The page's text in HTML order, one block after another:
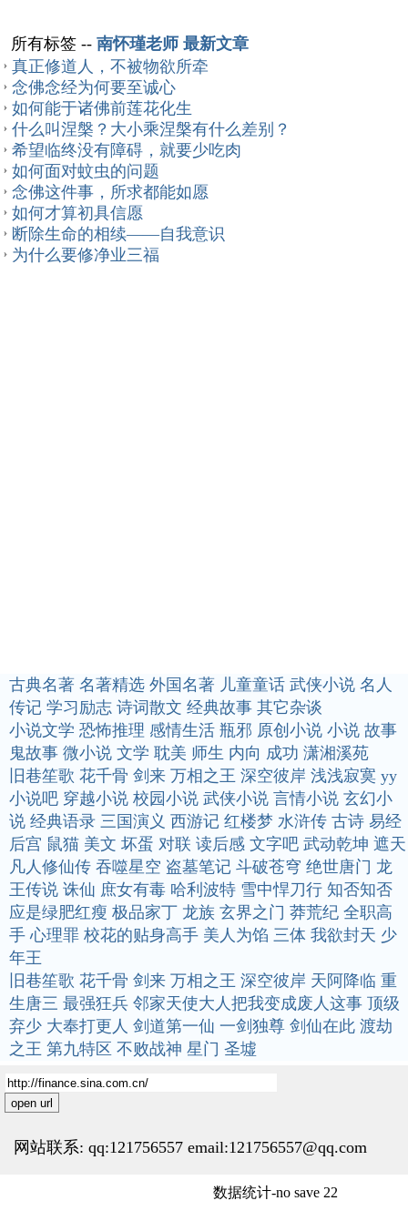
所有标签 -- 南怀瑾老师 最新文章
真正修道人，不被物欲所牵
念佛念经为何要至诚心
如何能于诸佛前莲花化生
什么叫涅槃？大小乘涅槃有什么差别？
希望临终没有障碍，就要少吃肉
如何面对蚊虫的问题
念佛这件事，所求都能如愿
如何才算初具信愿
断除生命的相续——自我意识
为什么要修净业三福
古典名著 名著精选 外国名著 儿童童话 武侠小说 名人
传记 学习励志 诗词散文 经典故事 其它杂谈
小说文学 恐怖推理 感情生活 瓶邪 原创小说 小说 故事
鬼故事 微小说 文学 耽美 师生 内向 成功 潇湘溪苑
旧巷笙歌 花千骨 剑来 万相之王 深空彼岸 浅浅寂寞 yy
小说吧 穿越小说 校园小说 武侠小说 言情小说 玄幻小
说 经典语录 三国演义 西游记 红楼梦 水浒传 古诗 易经
后宫 鼠猫 美文 坏蛋 对联 读后感 文字吧 武动乾坤 遮天
凡人修仙传 吞噬星空 盗墓笔记 斗破苍穹 绝世唐门 龙
王传说 诛仙 庶女有毒 哈利波特 雪中悍刀行 知否知否
应是绿肥红瘦 极品家丁 龙族 玄界之门 莽荒纪 全职高
手 心理罪 校花的贴身高手 美人为馅 三体 我欲封天 少
年王
旧巷笙歌 花千骨 剑来 万相之王 深空彼岸 天阿降临 重
生唐三 最强狂兵 邻家天使大人把我变成废人这事 顶级
弃少 大奉打更人 剑道第一仙 一剑独尊 剑仙在此 渡劫
之王 第九特区 不败战神 星门 圣墟
open url
网站联系: qq:121756557 email:121756557@qq.com